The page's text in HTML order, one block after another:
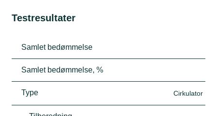
Testresultater
Samlet bedømmelse
Samlet bedømmelse, %
Type Cirkulator